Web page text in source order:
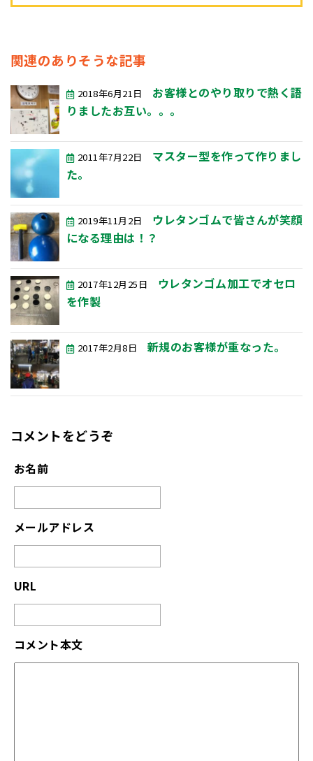
関連のありそうな記事
2018年6月21日
お客様とのやり取りで熱く語
りましたお互い。。。
2011年7月22日
マスター型を作って作りまし
た。
2019年11月2日
ウレタンゴムで皆さんが笑顔
になる理由は！？
2017年12月25日
ウレタンゴム加工でオセロ
を作製
2017年2月8日 新規のお客様が重なった。
コメントをどうぞ
お名前
メールアドレス
URL
コメント本文